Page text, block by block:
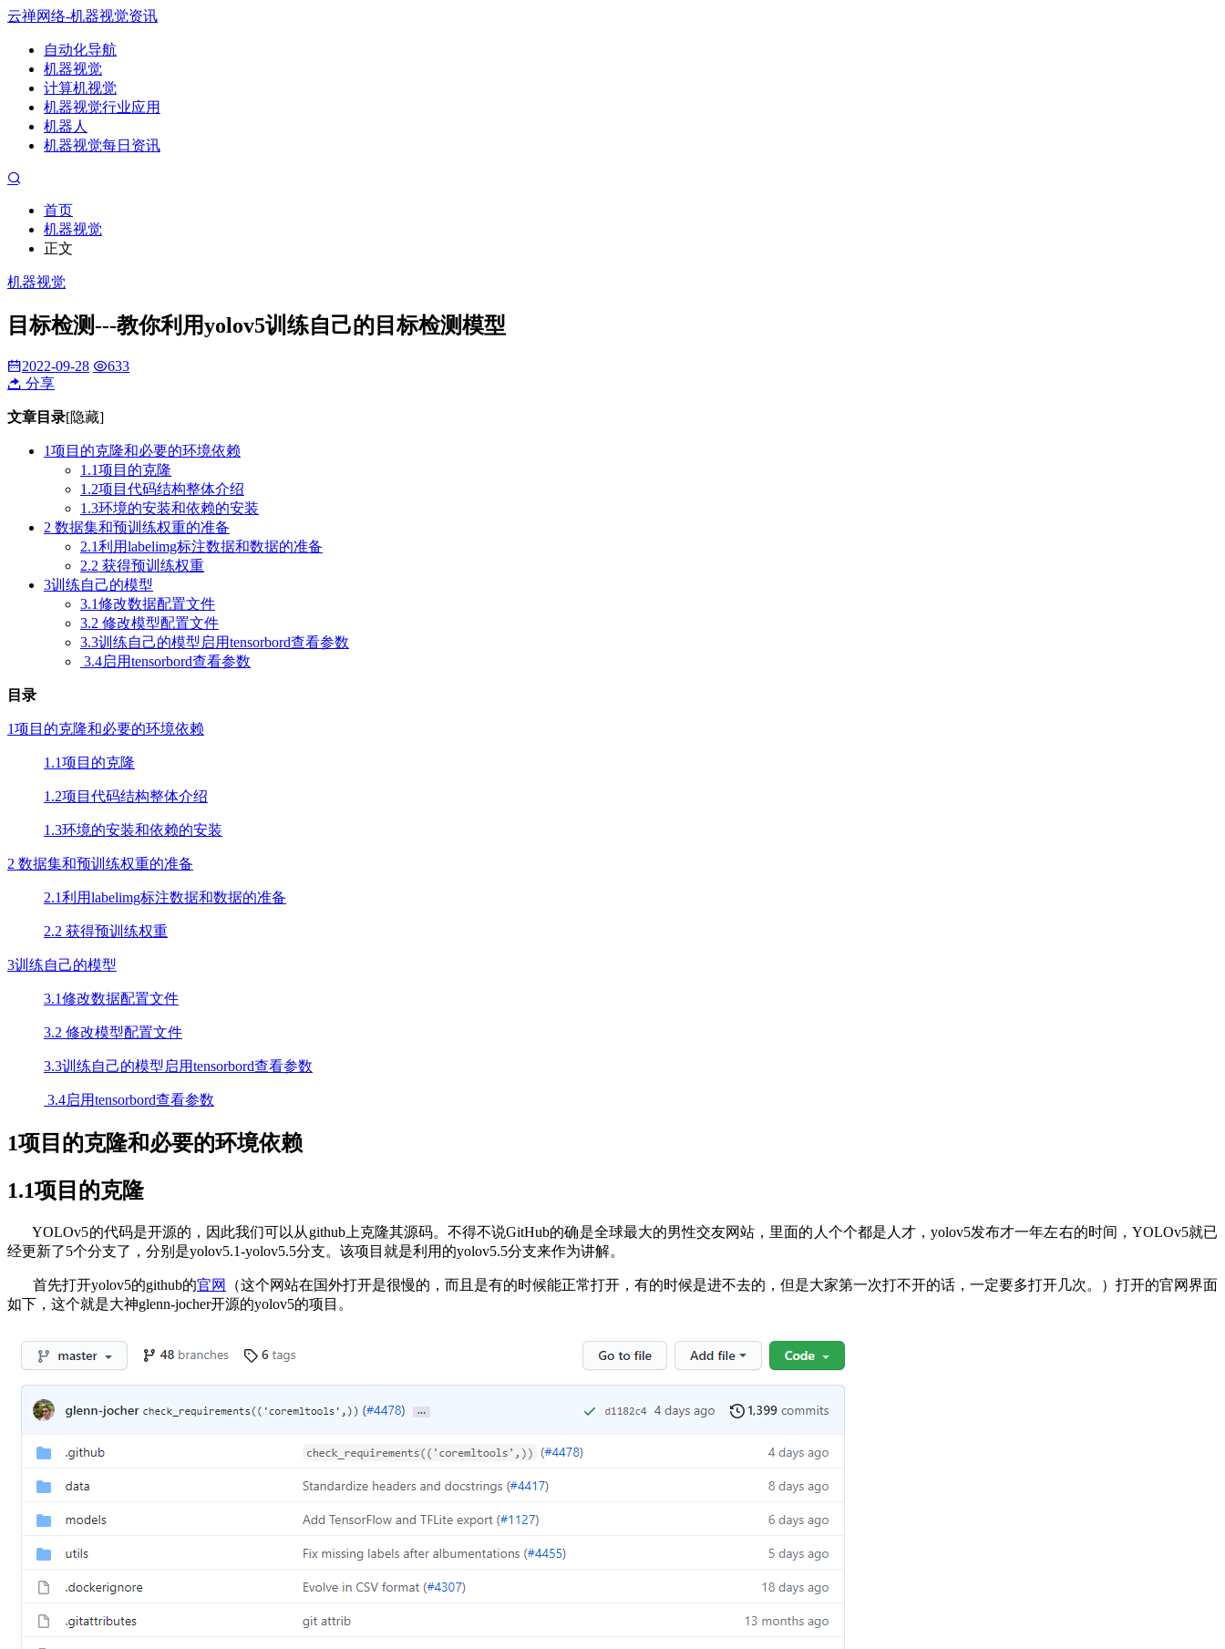
云禅网络-机器视觉资讯
自动化导航
机器视觉
计算机视觉
机器视觉行业应用
机器人
机器视觉每日资讯
首页
机器视觉
正文
机器视觉
目标检测---教你利用yolov5训练自己的目标检测模型
2022-09-28
633
分享
文章目录[隐藏]
1项目的克隆和必要的环境依赖
1.1项目的克隆
1.2项目代码结构整体介绍
1.3环境的安装和依赖的安装
2 数据集和预训练权重的准备
2.1利用labelimg标注数据和数据的准备
2.2 获得预训练权重
3训练自己的模型
3.1修改数据配置文件
3.2 修改模型配置文件
3.3训练自己的模型启用tensorbord查看参数
3.4启用tensorbord查看参数
目录
1项目的克隆和必要的环境依赖
1.1项目的克隆
1.2项目代码结构整体介绍
1.3环境的安装和依赖的安装
2 数据集和预训练权重的准备
2.1利用labelimg标注数据和数据的准备
2.2 获得预训练权重
3训练自己的模型
3.1修改数据配置文件
3.2 修改模型配置文件
3.3训练自己的模型启用tensorbord查看参数
3.4启用tensorbord查看参数
1项目的克隆和必要的环境依赖
1.1项目的克隆
YOLOv5的代码是开源的，因此我们可以从github上克隆其源码。不得不说GitHub的确是全球最大的男性交友网站，里面的人个个都是人才，yolov5发布才一年左右的时间，YOLOv5就已
经更新了5个分支了，分别是yolov5.1-yolov5.5分支。该项目就是利用的yolov5.5分支来作为讲解。
首先打开yolov5的github的官网
（这个网站在国外打开是很慢的，而且是有的时候能正常打开，有的时候是进不去的，但是大家第一次打不开的话，一定要多打开几次。）打开的官网界面
如下，这个就是大神glenn-jocher开源的yolov5的项目。